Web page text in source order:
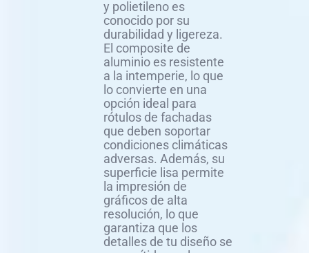
y polietileno es
conocido por su
durabilidad y ligereza.
El composite de
aluminio es resistente
a la intemperie, lo que
lo convierte en una
opción ideal para
rótulos de fachadas
que deben soportar
condiciones climáticas
adversas. Además, su
superficie lisa permite
la impresión de
gráficos de alta
resolución, lo que
garantiza que los
detalles de tu diseño se